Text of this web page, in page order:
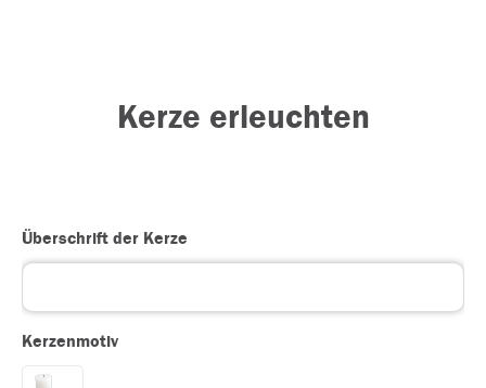
Kerze erleuchten
Überschrift der Kerze
Kerzenmotiv